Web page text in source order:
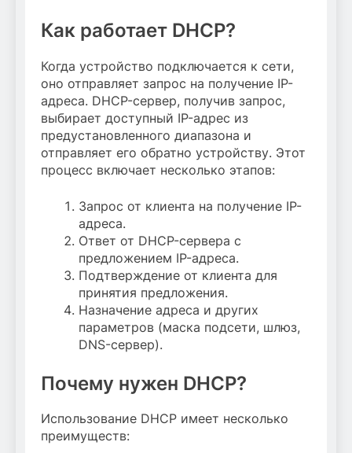
Как работает DHCP?
Когда устройство подключается к сети,
оно отправляет запрос на получение IP-
адреса. DHCP-сервер, получив запрос,
выбирает доступный IP-адрес из
предустановленного диапазона и
отправляет его обратно устройству. Этот
процесс включает несколько этапов:
Запрос от клиента на получение IP-
адреса.
Ответ от DHCP-сервера с
предложением IP-адреса.
Подтверждение от клиента для
принятия предложения.
Назначение адреса и других
параметров (маска подсети, шлюз,
DNS-сервер).
Почему нужен DHCP?
Использование DHCP имеет несколько
преимуществ: